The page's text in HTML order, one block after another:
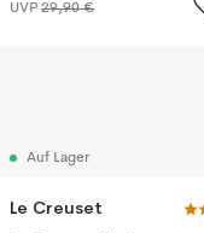
UVP 29,90 €
Auf Lager
Le Creuset